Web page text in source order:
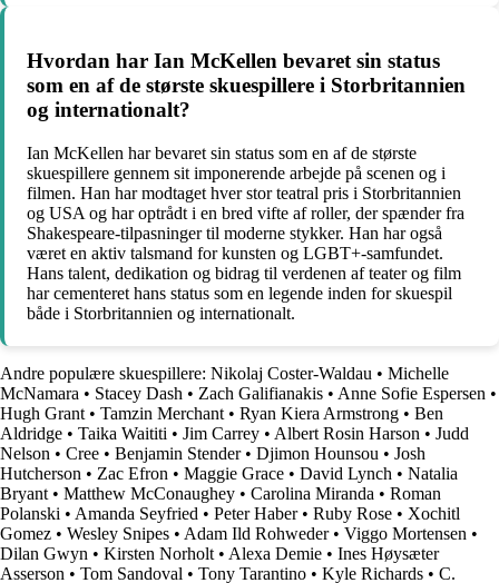
Hvordan har Ian McKellen bevaret sin status
som en af de største skuespillere i Storbritannien
og internationalt?
Ian McKellen har bevaret sin status som en af de største
skuespillere gennem sit imponerende arbejde på scenen og i
filmen. Han har modtaget hver stor teatral pris i Storbritannien
og USA og har optrådt i en bred vifte af roller, der spænder fra
Shakespeare-tilpasninger til moderne stykker. Han har også
været en aktiv talsmand for kunsten og LGBT+-samfundet.
Hans talent, dedikation og bidrag til verdenen af ​​teater og film
har cementeret hans status som en legende inden for skuespil
både i Storbritannien og internationalt.
Andre populære skuespillere: Nikolaj Coster-Waldau • Michelle
McNamara • Stacey Dash • Zach Galifianakis • Anne Sofie Espersen •
Hugh Grant • Tamzin Merchant • Ryan Kiera Armstrong • Ben
Aldridge • Taika Waititi • Jim Carrey • Albert Rosin Harson • Judd
Nelson • Cree • Benjamin Stender• Djimon Hounsou • Josh
Hutcherson • Zac Efron • Maggie Grace • David Lynch • Natalia
Bryant • Matthew McConaughey • Carolina Miranda • Roman
Polanski • Amanda Seyfried • Peter Haber• Ruby Rose • Xochitl
Gomez • Wesley Snipes • Adam Ild Rohweder• Viggo Mortensen •
Dilan Gwyn • Kirsten Norholt • Alexa Demie • Ines Høysæter
Asserson • Tom Sandoval • Tony Tarantino • Kyle Richards • C.